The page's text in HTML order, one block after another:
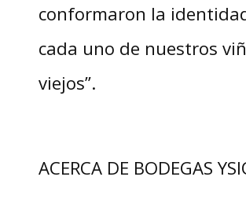
conformaron la
cada uno de nuestros
viejos”.
ACERCA DE BODEGAS